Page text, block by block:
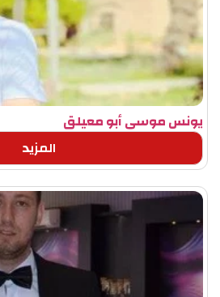
يونس موسى أبو معيلق
المزيد